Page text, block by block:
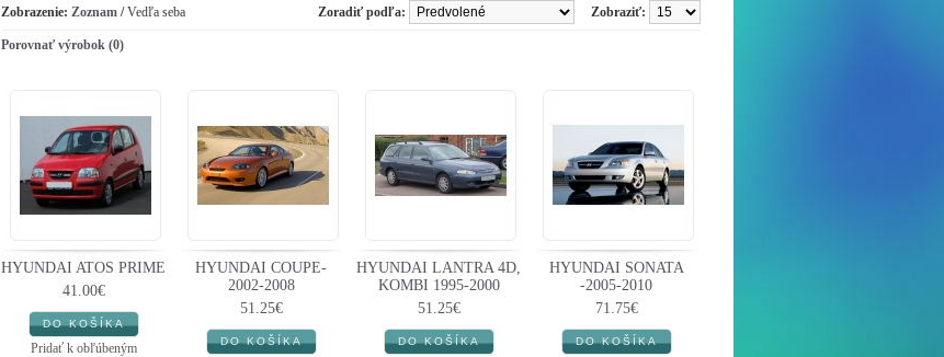
Zobrazenie: Zoznam /Vedľa seba Zobraziť:
Zoradiť podľa:
Porovnať výrobok (0)
HYUNDAI ATOS PRIME
41.00€
Pridať k obľúbeným
HYUNDAI COUPE-
2002-2008
51.25€
HYUNDAI LANTRA 4D,
KOMBI 1995-2000
51.25€
HYUNDAI SONATA
-2005-2010
71.75€